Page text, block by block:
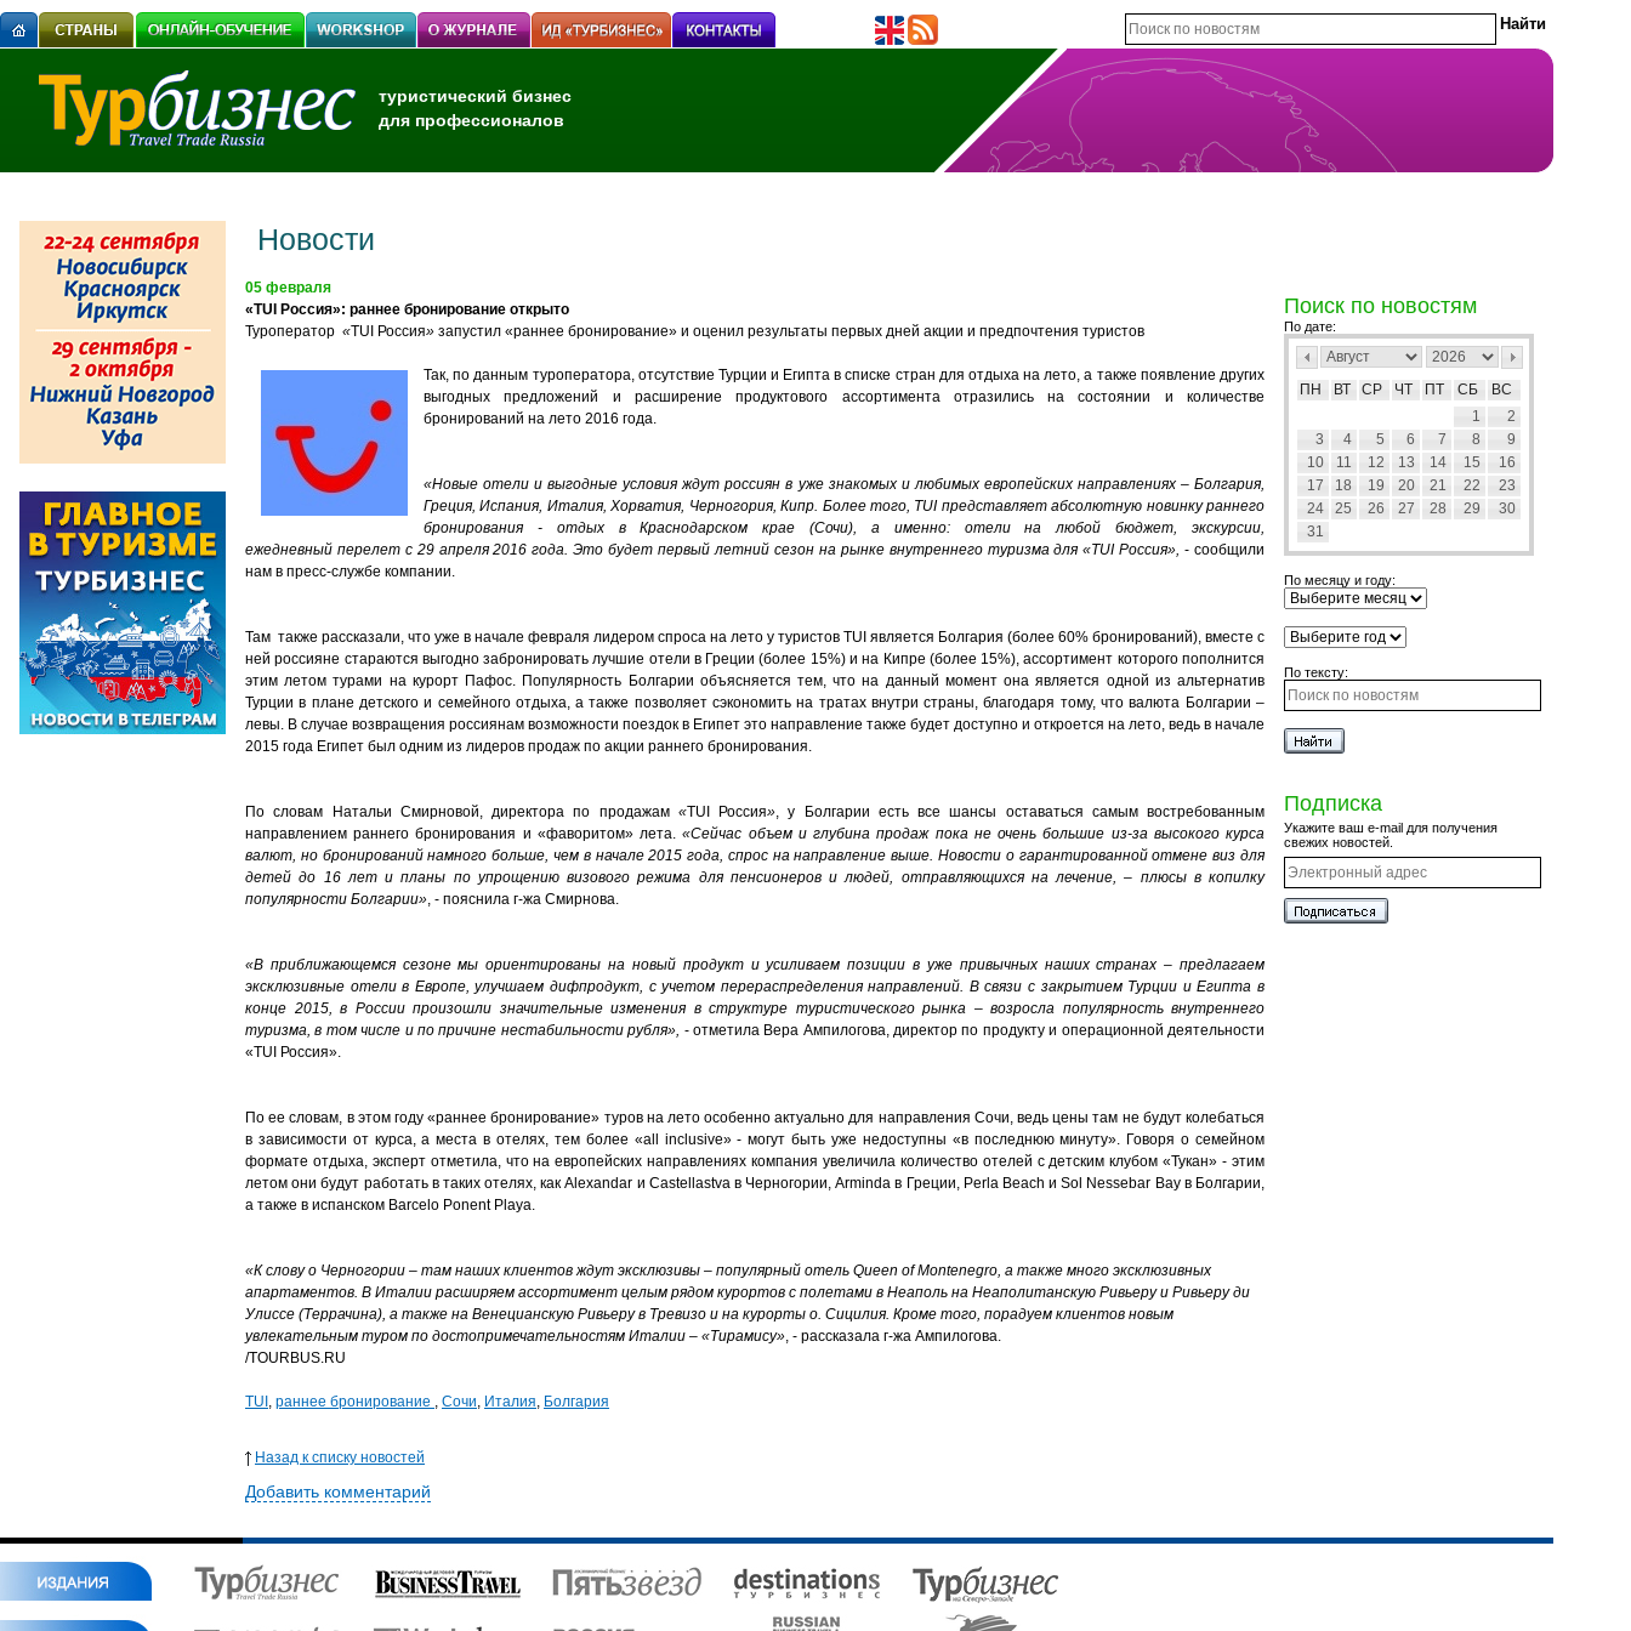
туристический бизнес
для профессионалов
Новости
05 февраля
«TUI Россия»: раннее бронирование открыто
Туроператор «TUI Россия» запустил «раннее бронирование» и оценил результаты первых дней акции и предпочтения туристов
Так, по данным туроператора, отсутствие Турции и Египта в списке стран для отдыха на лето, а также появление других
выгодных предложений и расширение продуктового ассортимента отразились на состоянии и количестве
бронирований на лето 2016 года.
«Новые отели и выгодные условия ждут россиян в уже знакомых и любимых европейских направлениях – Болгария,
Греция, Испания, Италия, Хорватия, Черногория, Кипр. Более того, TUI представляет абсолютную новинку раннего
бронирования - отдых в Краснодарском крае (Сочи), а именно: отели на любой бюджет, экскурсии,
ежедневный перелет с 29 апреля 2016 года. Это будет первый летний сезон на рынке внутреннего туризма для«TUI Россия», - сообщили
нам в пресс-службе компании.
Там также рассказали, что уже в начале февраля лидером спроса на лето у туристов TUI является Болгария (более 60% бронирований), вместе с
ней россияне стараются выгодно забронировать лучшие отели в Греции (более 15%) и на Кипре (более 15%), ассортимент которого пополнится
этим летом турами на курорт Пафос. Популярность Болгарии объясняется тем, что на данный момент она является одной из альтернатив
Турции в плане детского и семейного отдыха, а также позволяет сэкономить на тратах внутри страны, благодаря тому, что валюта Болгарии –
левы. В случае возвращения россиянам возможности поездок в Египет это направление также будет доступно и откроется на лето, ведь в начале
2015 года Египет был одним из лидеров продаж по акции раннего бронирования.
По словам Натальи Смирновой, директора по продажам «TUI Россия», у Болгарии есть все шансы оставаться самым востребованным
направлением раннего бронирования и «фаворитом» лета.«Сейчас объем и глубина продаж пока не очень большие из-за высокого курса
валют, но бронирований намного больше, чем в начале 2015 года, спрос на направление выше. Новости о гарантированной отмене виз для
детей до 16 лет и планы по упрощению визового режима для пенсионеров и людей, отправляющихся на лечение, – плюсы в копилку
популярности Болгарии», - пояснила г-жа Смирнова.
«В приближающемся сезоне мы ориентированы на новый продукт и усиливаем позиции в уже привычных наших странах – предлагаем
эксклюзивные отели в Европе, улучшаем дифпродукт, с учетом перераспределения направлений. В связи с закрытием Турции и Египта в
конце 2015, в России произошли значительные изменения в структуре туристического рынка – возросла популярность внутреннего
туризма, в том числе и по причине нестабильности рубля», - отметила Вера Ампилогова, директор по продукту и операционной деятельности
«TUI Россия».
По ее словам, в этом году «раннее бронирование» туров на лето особенно актуально для направления Сочи, ведь цены там не будут колебаться
в зависимости от курса, а места в отелях, тем более «all inclusive» - могут быть уже недоступны «в последнюю минуту». Говоря о семейном
формате отдыха, эксперт отметила, что на европейских направлениях компания увеличила количество отелей с детским клубом «Тукан» - этим
летом они будут работать в таких отелях, как Alexandar и Castellastva в Черногории, Arminda в Греции, Perla Beach и Sol Nessebar Bay в Болгарии,
а также в испанском Barcelo Ponent Playa.
«К слову о Черногории – там наших клиентов ждут эксклюзивы – популярный отель Queen of Montenegro, а также много эксклюзивных
апартаментов. В Италии расширяем ассортимент целым рядом курортов с полетами в Неаполь на Неаполитанскую Ривьеру и Ривьеру ди
Улиссе (Террачина), а также на Венецианскую Ривьеру в Тревизо и на курорты о. Сицилия. Кроме того, порадуем клиентов новым
увлекательным туром по достопримечательностям Италии – «Тирамису», - рассказала г-жа Ампилогова.
/TOURBUS.RU
TUI , раннее бронирование , Сочи, Италия, Болгария
Назад к списку новостей
Добавить комментарий
Поиск по новостям
По дате:
ПН ВТ СР ЧТ ПТ СБ
ВС
1
2
3
4 5 6 7 8
9
10
11 12 13 14 15
16
17
18 19 20 21 22
23
24
25 26 27 28 29
30
31
По месяцу и году:
По тексту:
Подписка
Укажите ваш e-mail для получения
свежих новостей.